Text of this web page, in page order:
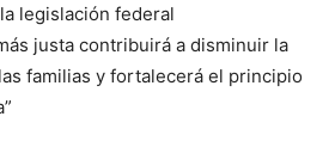
legislación federal
justa contribuirá a disminuir la
familias y fortalecerá el principio